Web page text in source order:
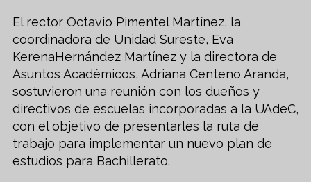
El rector Octavio Pimentel Martínez, la
coordinadora de Unidad Sureste, Eva
KerenaHernández Martínez y la directora de
Asuntos Académicos, Adriana Centeno Aranda,
sostuvieron una reunión con los dueños y
directivos de escuelas incorporadas a la UAdeC,
con el objetivo de presentarles la ruta de
trabajo para implementar un nuevo plan de
estudios para Bachillerato.